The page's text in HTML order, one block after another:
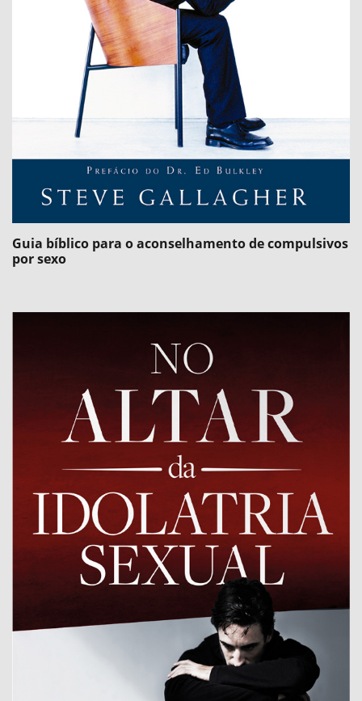
Guia bíblico para o aconselhamento de compulsivos
por sexo